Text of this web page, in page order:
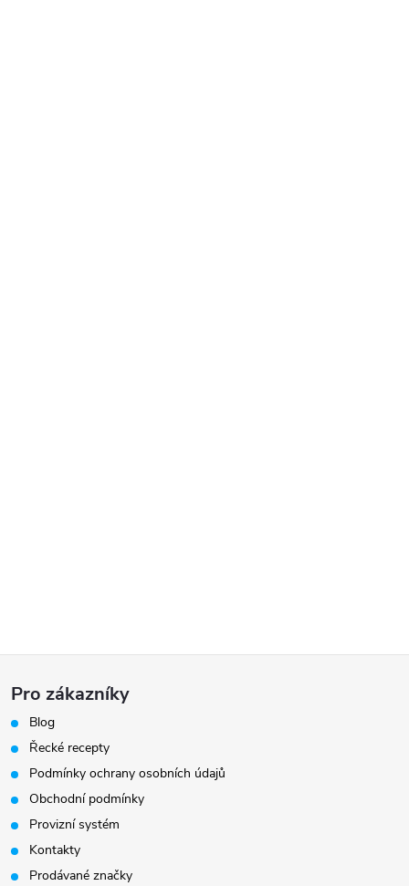
Z
á
p
a
t
Pro zákazníky
Blog
Řecké recepty
Podmínky ochrany osobních údajů
Obchodní podmínky
Provizní systém
Kontakty
Prodávané značky